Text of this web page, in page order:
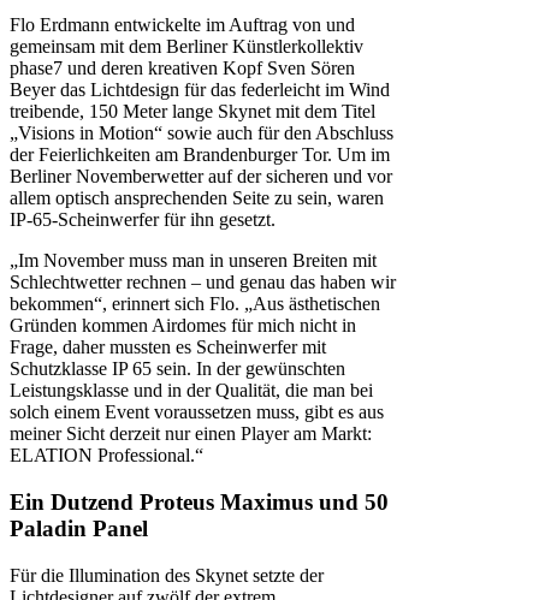
Flo Erdmann entwickelte im Auftrag von und
gemeinsam mit dem Berliner Künstlerkollektiv
phase7 und deren kreativen Kopf Sven Sören
Beyer das Lichtdesign für das federleicht im Wind
treibende, 150 Meter lange Skynet mit dem Titel
„Visions in Motion“ sowie auch für den Abschluss
der Feierlichkeiten am Brandenburger Tor. Um im
Berliner Novemberwetter auf der sicheren und vor
allem optisch ansprechenden Seite zu sein, waren
IP-65-Scheinwerfer für ihn gesetzt.
„Im November muss man in unseren Breiten mit
Schlechtwetter rechnen – und genau das haben wir
bekommen“, erinnert sich Flo. „Aus ästhetischen
Gründen kommen Airdomes für mich nicht in
Frage, daher mussten es Scheinwerfer mit
Schutzklasse IP 65 sein. In der gewünschten
Leistungsklasse und in der Qualität, die man bei
solch einem Event voraussetzen muss, gibt es aus
meiner Sicht derzeit nur einen Player am Markt:
ELATION Professional.“
Ein Dutzend Proteus Maximus und 50
Paladin Panel
Für die Illumination des Skynet setzte der